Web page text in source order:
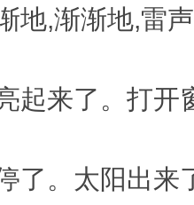
地,渐渐地,雷
起来了。打开
了。太阳出来